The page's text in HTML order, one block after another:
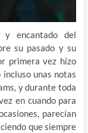
encantado del
su pasado y su
primera vez hizo
incluso unas notas
y durante toda
en cuando para
parecían
que siempre